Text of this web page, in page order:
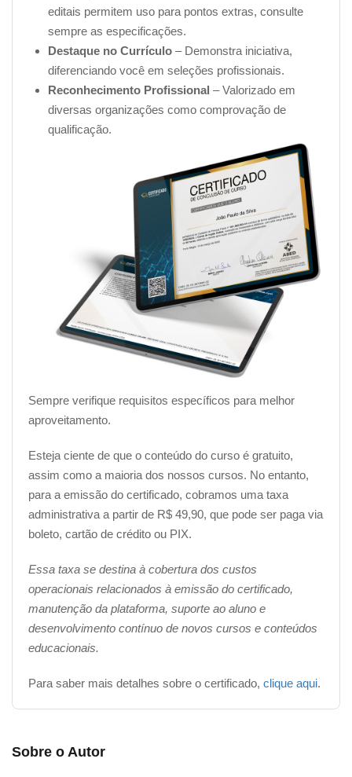
editais permitem uso para pontos extras, consulte
sempre as especificações.
Destaque no Currículo – Demonstra iniciativa,
diferenciando você em seleções profissionais.
Reconhecimento Profissional – Valorizado em
diversas organizações como comprovação de
qualificação.
Sempre verifique requisitos específicos para melhor
aproveitamento.
Esteja ciente de que o conteúdo do curso é gratuito,
assim como a maioria dos nossos cursos. No entanto,
para a emissão do certificado, cobramos uma taxa
administrativa a partir de R$ 49,90, que pode ser paga via
boleto, cartão de crédito ou PIX.
Essa taxa se destina à cobertura dos custos
operacionais relacionados à emissão do certificado,
manutenção da plataforma, suporte ao aluno e
desenvolvimento contínuo de novos cursos e conteúdos
educacionais.
Para saber mais detalhes sobre o certificado, clique aqui.
Sobre o Autor